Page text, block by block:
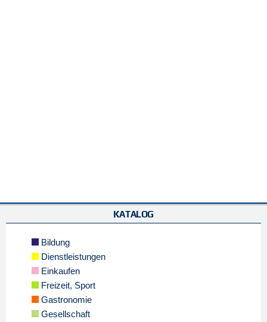
KATALOG
Bildung
Dienstleistungen
Einkaufen
Freizeit, Sport
Gastronomie
Gesellschaft